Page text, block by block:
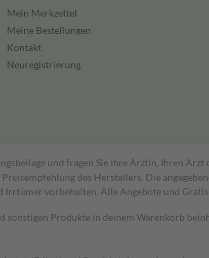
Mein Merkzettel
Meine Bestellungen
Kontakt
Neuregistrierung
und fragen Sie Ihre Ärztin, Ihren
des Herstellers. Die
vorbehalten. Alle Angebote und
sonstigen Produkte in deinem Warenkorb